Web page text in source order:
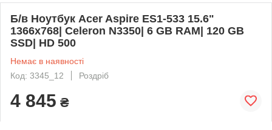
Б/в Ноутбук Acer Aspire ES1-533 15.6"
1366x768| Celeron N3350| 6 GB RAM| 120 GB
SSD| HD 500
Немає в наявності
Код: 3345_12
Роздріб
4 845 ₴